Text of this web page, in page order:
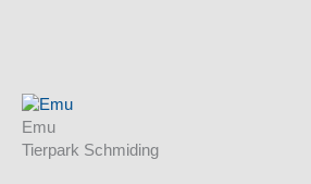
Emu
Tierpark Schmiding